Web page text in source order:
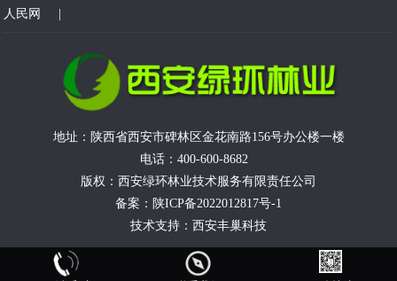
人民网
地址：陕西省西安市碑林区金花南路156号办公楼一楼
电话：400-600-8682
版权：西安绿环林业技术服务有限责任公司
备案： 陕ICP备2022012817号-1
技术支持： 西安丰巢科技